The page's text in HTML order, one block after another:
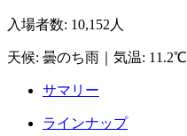
入場者数: 10,152人
天候: 曇のち雨 気温: 11.2℃
サマリー
ラインナップ